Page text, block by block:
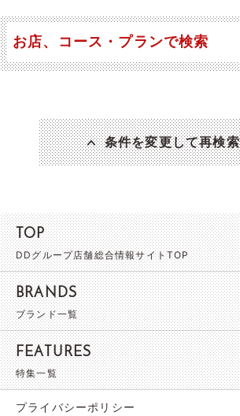
お店、コース・プランで検索
条件を変更して再検
TOP
DDグループ店舗総合情報サイトTOP
BRANDS
ブランド一覧
FEATURES
特集一覧
プライバシーポリシー